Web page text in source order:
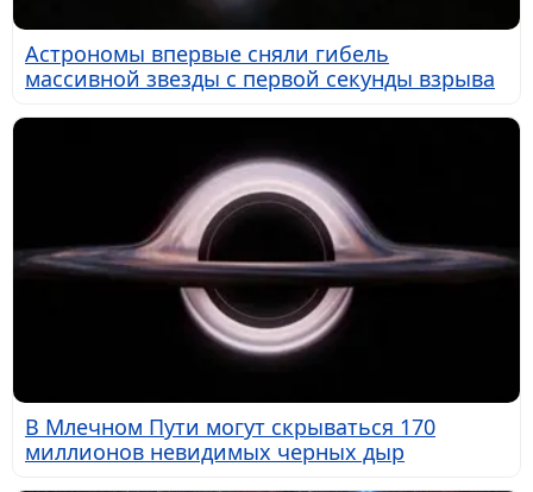
Астрономы впервые сняли гибель
массивной звезды с первой секунды взрыва
В Млечном Пути могут скрываться 170
миллионов невидимых черных дыр